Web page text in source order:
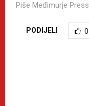
Piše Međimurje Press
PODIJELI 0